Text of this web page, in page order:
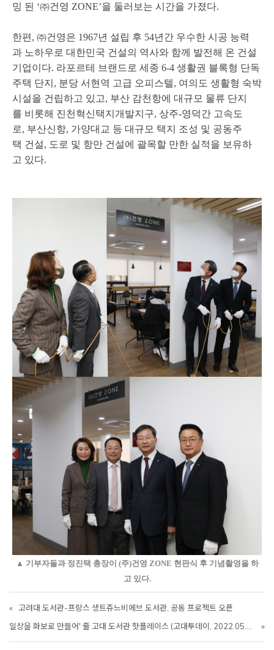
밍 된 ‘㈜건영 ZONE’을 둘러보는 시간을 가졌다.
한편, ㈜건영은 1967년 설립 후 54년간 우수한 시공 능력
과 노하우로 대한민국 건설의 역사와 함께 발전해 온 건설
기업이다. 라포르테 브랜드로 세종 6-4 생활권 블록형 단독
주택 단지, 분당 서현역 고급 오피스텔, 여의도 생활형 숙박
시설을 건립하고 있고, 부산 감천항에 대규모 물류 단지
를 비롯해 진천혁신택지개발지구, 상주-영덕간 고속도
로, 부산신항, 가양대교 등 대규모 택지 조성 및 공동주
택 건설, 도로 및 항만 건설에 괄목할 만한 실적을 보유하
고 있다.
▲ 기부자들과 정진택 총장이 (주)건영 ZONE 현판식 후 기념촬영을 하
고 있다.
«
고려대 도서관-프랑스 생트쥬느비에브 도서관, 공동 프로젝트 오픈
»